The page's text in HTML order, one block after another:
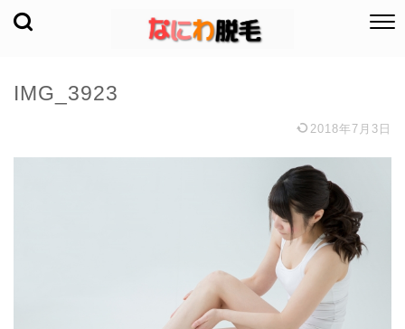
IMG_3923
2018年7月3日